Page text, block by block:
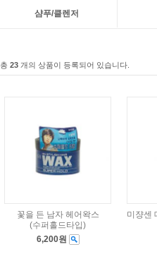
샴푸/클렌저
총 23 개의 상품이 등록되어 있습니다.
꽃을 든 남자 헤어왁스
(수퍼홀드타입)
6,200원
미쟝센